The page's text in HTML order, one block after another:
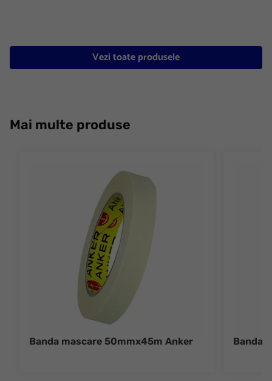
Vezi toate produsele
Mai multe produse
Banda mascare 50mmx45m Anker Banda